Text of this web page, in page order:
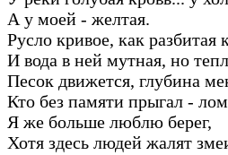
А у моей - желтая.
Русло кривое, как разбитая
И вода в ней мутная, но
Песок движется, глубина
Кто без памяти прыгал -
Я же больше люблю берег,
Хотя здесь людей жалят